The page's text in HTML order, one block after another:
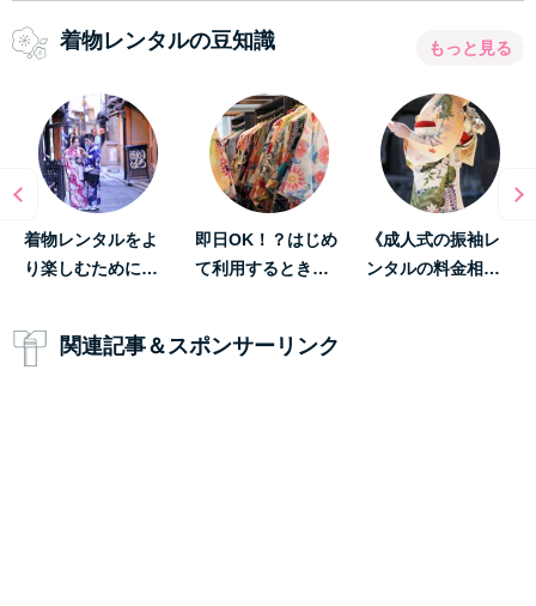
着物レンタルの豆知識 もっと見る
着物レンタルをよ
り楽しむために…
即日OK！？はじめ
て利用するとき…
《成人式の振袖レ
ンタルの料金相…
関連記事＆スポンサーリンク